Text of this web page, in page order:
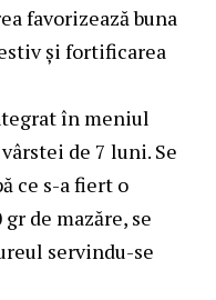
favorizează buna
și fortificarea
în meniul
de 7 luni. Se
ce s-a fiert o
de mazăre, se
servindu-se